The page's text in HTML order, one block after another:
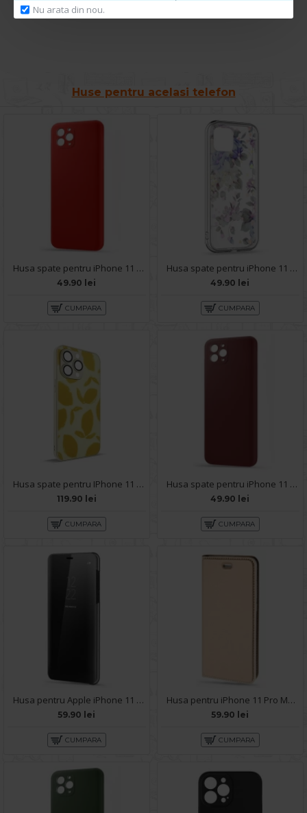
Nu arata din nou.
Huse pentru acelasi telefon
Husa spate pentru iPhone 11 Pro Max - Silicon Line Rosu
49.90 lei
CUMPARA
Husa spate pentru iPhone 11 Pro Max - Silver Case
49.90 lei
CUMPARA
Husa spate pentru IPhone 11 Pro Max- Happy case
119.90 lei
CUMPARA
Husa spate pentru iPhone 11 Pro Max - Silicon Line Marsala
49.90 lei
CUMPARA
Husa pentru Apple iPhone 11 Pro Max - Clear View
59.90 lei
CUMPARA
Husa pentru iPhone 11 Pro Max - Carte X-Power Gold
59.90 lei
CUMPARA